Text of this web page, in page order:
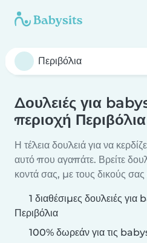
Δουλειές για
περιοχή Περιβόλια
Η τέλεια δουλειά για να
αυτό που αγαπάτε. Βρείτε
κοντά σας, με τους δικούς
1 διαθέσιμες δουλειές
Περιβόλια
100% δωρεάν για τις